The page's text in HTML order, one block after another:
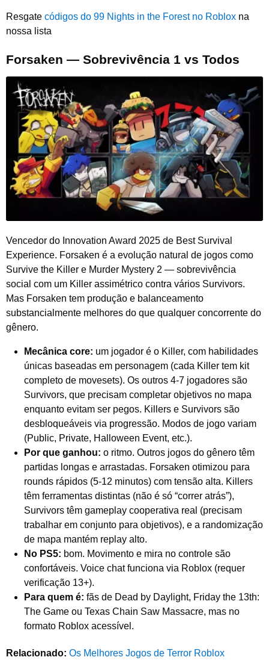
Resgate códigos do 99 Nights in the Forest no Roblox na
nossa lista
Forsaken — Sobrevivência 1 vs Todos
Vencedor do Innovation Award 2025 de Best Survival
Experience. Forsaken é a evolução natural de jogos como
Survive the Killer e Murder Mystery 2 — sobrevivência
social com um Killer assimétrico contra vários Survivors.
Mas Forsaken tem produção e balanceamento
substancialmente melhores do que qualquer concorrente do
gênero.
Mecânica core: um jogador é o Killer, com habilidades
únicas baseadas em personagem (cada Killer tem kit
completo de movesets). Os outros 4-7 jogadores são
Survivors, que precisam completar objetivos no mapa
enquanto evitam ser pegos. Killers e Survivors são
desbloqueáveis via progressão. Modos de jogo variam
(Public, Private, Halloween Event, etc.).
Por que ganhou: o ritmo. Outros jogos do gênero têm
partidas longas e arrastadas. Forsaken otimizou para
rounds rápidos (5-12 minutos) com tensão alta. Killers
têm ferramentas distintas (não é só “correr atrás”),
Survivors têm gameplay cooperativa real (precisam
trabalhar em conjunto para objetivos), e a randomização
de mapa mantém replay alto.
No PS5: bom. Movimento e mira no controle são
confortáveis. Voice chat funciona via Roblox (requer
verificação 13+).
Para quem é: fãs de Dead by Daylight, Friday the 13th:
The Game ou Texas Chain Saw Massacre, mas no
formato Roblox acessível.
Relacionado: Os Melhores Jogos de Terror Roblox